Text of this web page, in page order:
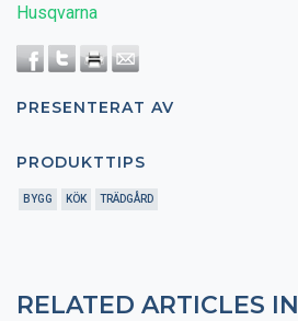
Husqvarna
PRESENTERAT AV
PRODUKTTIPS
BYGG KÖK TRÄDGÅRD
RELATED ARTICLES IN